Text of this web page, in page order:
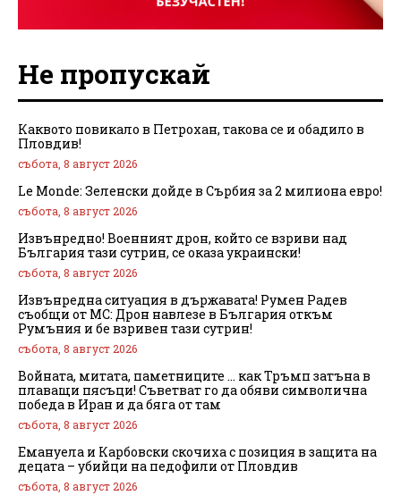
Не пропускай
Каквото повикало в Петрохан, такова се и обадило в
Пловдив!
събота, 8 август 2026
Le Monde: Зеленски дойде в Сърбия за 2 милиона евро!
събота, 8 август 2026
Извънредно! Военният дрон, който се взриви над
България тази сутрин, се оказа украински!
събота, 8 август 2026
Извънредна ситуация в държавата! Румен Радев
съобщи от МС: Дрон навлезе в България откъм
Румъния и бе взривен тази сутрин!
събота, 8 август 2026
Войната, митата, паметниците … как Тръмп затъна в
плаващи пясъци! Съветват го да обяви символична
победа в Иран и да бяга от там
събота, 8 август 2026
Емануела и Карбовски скочиха с позиция в защита на
децата – убийци на педофили от Пловдив
събота, 8 август 2026